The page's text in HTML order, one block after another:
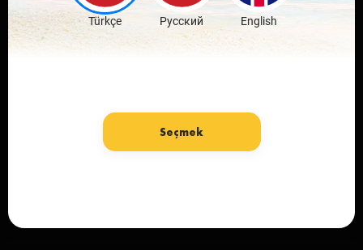
Скачать бесплатно
Türkçe Русский English
Seçmek